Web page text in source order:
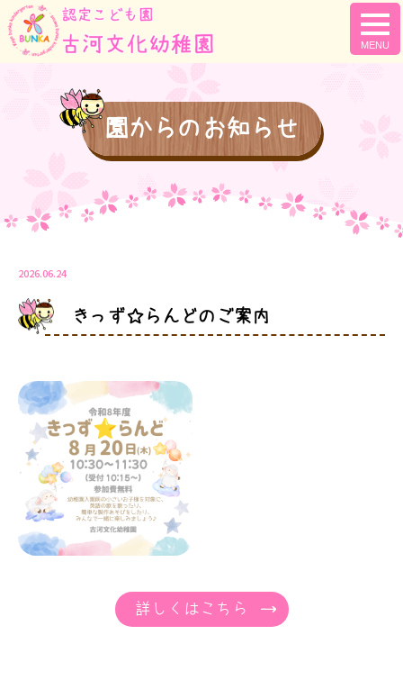
園からのお知らせ
2026.06.24
きっず☆らんどのご案内
詳しくはこちら